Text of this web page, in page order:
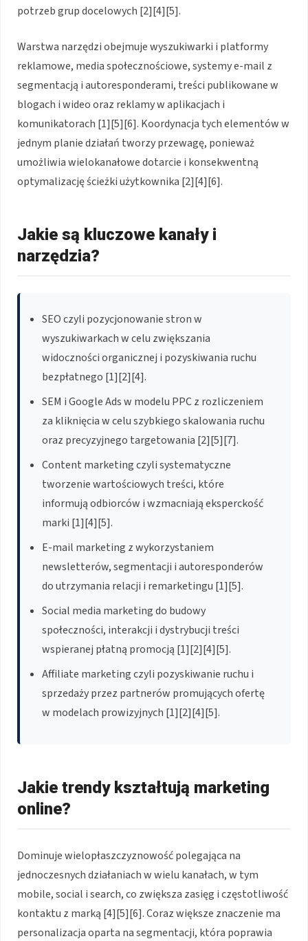
potrzeb grup docelowych [2][4][5].
Warstwa narzędzi obejmuje wyszukiwarki i platformy
reklamowe, media społecznościowe, systemy e-mail z
segmentacją i autoresponderami, treści publikowane w
blogach i wideo oraz reklamy w aplikacjach i
komunikatorach [1][5][6]. Koordynacja tych elementów w
jednym planie działań tworzy przewagę, ponieważ
umożliwia wielokanałowe dotarcie i konsekwentną
optymalizację ścieżki użytkownika [2][4][6].
Jakie są kluczowe kanały i
narzędzia?
SEO czyli pozycjonowanie stron w
wyszukiwarkach w celu zwiększania
widoczności organicznej i pozyskiwania ruchu
bezpłatnego [1][2][4].
SEM i Google Ads w modelu PPC z rozliczeniem
za kliknięcia w celu szybkiego skalowania ruchu
oraz precyzyjnego targetowania [2][5][7].
Content marketing czyli systematyczne
tworzenie wartościowych treści, które
informują odbiorców i wzmacniają eksperckość
marki [1][4][5].
E-mail marketing z wykorzystaniem
newsletterów, segmentacji i autoresponderów
do utrzymania relacji i remarketingu [1][5].
Social media marketing do budowy
społeczności, interakcji i dystrybucji treści
wspieranej płatną promocją [1][2][4][5].
Affiliate marketing czyli pozyskiwanie ruchu i
sprzedaży przez partnerów promujących ofertę
w modelach prowizyjnych [1][2][4][5].
Jakie trendy kształtują marketing
online?
Dominuje wielopłaszczyznowość polegająca na
jednoczesnych działaniach w wielu kanałach, w tym
mobile, social i search, co zwiększa zasięg i częstotliwość
kontaktu z marką [4][5][6]. Coraz większe znaczenie ma
personalizacja oparta na segmentacji, która poprawia